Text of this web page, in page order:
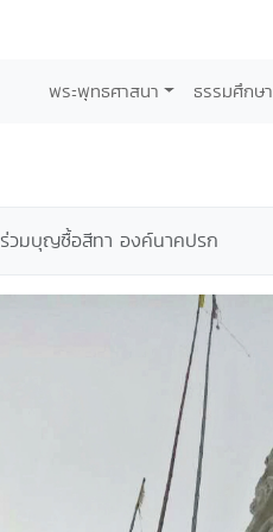
พระพุทธศาสนา ธรรมศึกษา
ร่วมบุญซื้อสีทา องค์นาคปรก